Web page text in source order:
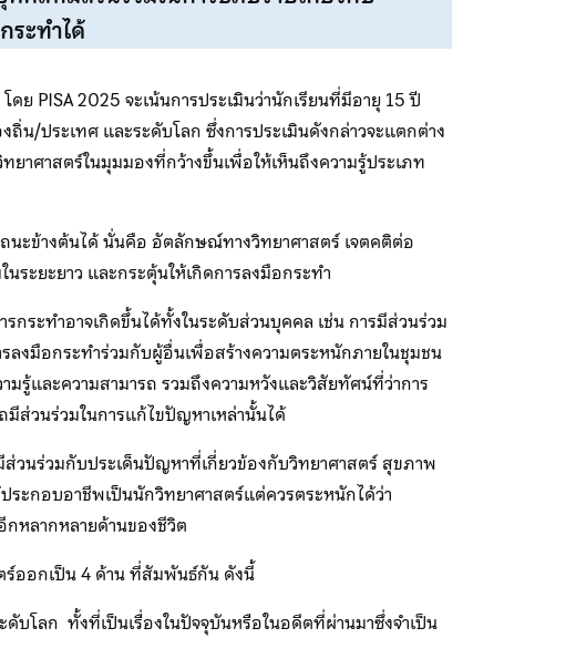
ระทำได้
ย PISA 2025 จะเน้นการประเมินว่านักเรียนที่มีอายุ 15 ปี
น/ประเทศ และระดับโลก ซึ่งการประเมินดังกล่าวจะแตกต่าง
ยาศาสตร์ในมุมมองที่กว้างขึ้นเพื่อให้เห็นถึงความรู้ประเภท
ะข้างต้นได้ นั่นคือ อัตลักษณ์ทางวิทยาศาสตร์ เจตคติต่อ
ระยะยาว และกระตุ้นให้เกิดการลงมือกระทำ
ระทำอาจเกิดขึ้นได้ทั้งในระดับส่วนบุคคล เช่น การมีส่วนร่วม
งมือกระทำร่วมกับผู้อื่นเพื่อสร้างความตระหนักภายในชุมชน
รู้และความสามารถ รวมถึงความหวังและวิสัยทัศน์ที่ว่าการ
ส่วนร่วมในการแก้ไขปัญหาเหล่านั้นได้
วนร่วมกับประเด็นปัญหาที่เกี่ยวข้องกับวิทยาศาสตร์ สุขภาพ
ะกอบอาชีพเป็นนักวิทยาศาสตร์แต่ควรตระหนักได้ว่า
หลากหลายด้านของชีวิต
ร์ออกเป็น 4 ด้าน ที่สัมพันธ์กัน ดังนี้
โลก ทั้งที่เป็นเรื่องในปัจจุบันหรือในอดีตที่ผ่านมาซึ่งจำเป็น